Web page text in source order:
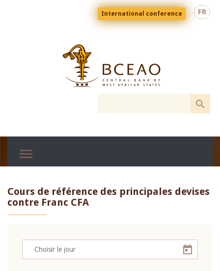
FR
Menu
top
En
International conference
Cours de référence des principales devises
contre Franc CFA